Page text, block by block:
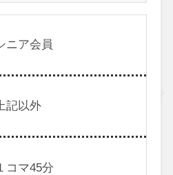
ニア会員
記以外
コマ45分